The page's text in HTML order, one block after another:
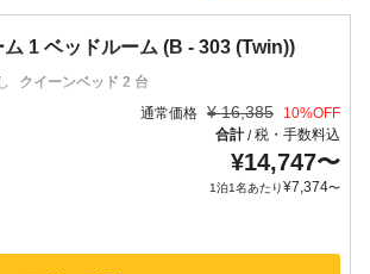
1 ベッドルーム (B - 303 (Twin))
クイーンベッド 2 台
通常価格 ¥ 16,385 10%OFF
合計/税・手数料込
¥14,747〜
1泊1名あたり¥7,374〜